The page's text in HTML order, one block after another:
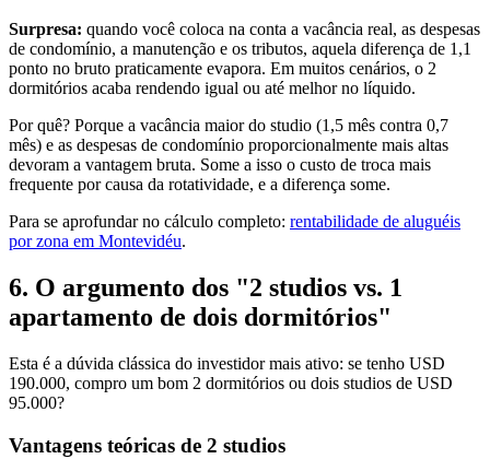
Surpresa: quando você coloca na conta a vacância real, as despesas
de condomínio, a manutenção e os tributos, aquela diferença de 1,1
ponto no bruto praticamente evapora. Em muitos cenários, o 2
dormitórios acaba rendendo igual ou até melhor no líquido.
Por quê? Porque a vacância maior do studio (1,5 mês contra 0,7
mês) e as despesas de condomínio proporcionalmente mais altas
devoram a vantagem bruta. Some a isso o custo de troca mais
frequente por causa da rotatividade, e a diferença some.
Para se aprofundar no cálculo completo: rentabilidade de aluguéis
por zona em Montevidéu.
6. O argumento dos "2 studios vs. 1
apartamento de dois dormitórios"
Esta é a dúvida clássica do investidor mais ativo: se tenho USD
190.000, compro um bom 2 dormitórios ou dois studios de USD
95.000?
Vantagens teóricas de 2 studios